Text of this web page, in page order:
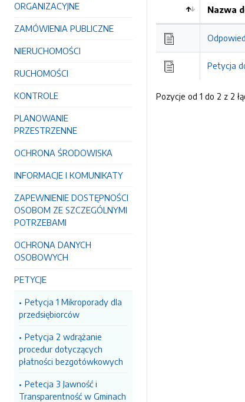
ORGANIZACYJNE
ZAMÓWIENIA PUBLICZNE
NIERUCHOMOŚCI
RUCHOMOŚCI
KONTROLE
PLANOWANIE
PRZESTRZENNE
OCHRONA ŚRODOWISKA
INFORMACJE I KOMUNIKATY
ZAPEWNIENIE DOSTĘPNOŚCI
OSOBOM ZE SZCZEGÓLNYMI
POTRZEBAMI
OCHRONA DANYCH
OSOBOWYCH
PETYCJE
Petycja 1 Mikroporady dla
przedsiębiorców
Petycja 2 wdrążanie
procedur dotyczących
płatności bezgotówkowych
Petecja 3 Jawność i
Transparentność w Gminach
Kolejność
Nazwa
Petycja
Pozycje od 1 do 2 z 2